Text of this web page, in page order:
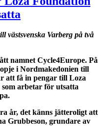
västsvenska Varberg på två
namnet Cycle4Europe. På
i Nordmakedonien till
att få in pengar till Loza
arbetar för utsatta
år, det känns jätteroligt att
Grubbeson, grundare av